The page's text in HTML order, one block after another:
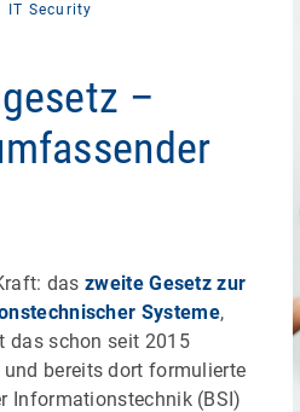
IT Security
–
daszweite Gesetz zur
Systeme,
das schon seit 2015
bereits dort formulierte
Informationstechnik (BSI)